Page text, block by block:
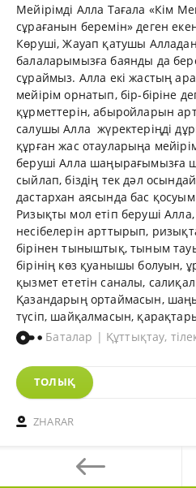
Мейірімді Алла Тағала «Кім
сұрағанын беремін» деген
Көруші, Жауап қатушы
балаларымызға баянды да
сұраймыз. Алла екі жастың
мейірім орнатып, бір-біріне
құрметтерін, абыройларын
салушы Алла жүректеріңді
құрған жас отауларыңа
беруші Алла шаңырағымызға
сыйлап, біздің тек дәл
дастархан аясында бас
Ризықты мол етіп беруші
несібелерін арттырып,
бірінен тыныштық, тыным
бірінің көз қуанышы болуын,
қызмет ететін саналы,
Қазандарың ортаймасын,
түсіп, шайқалмасын,
Баталар | Құттықтау,
ТОЛЫҚ
ZHARAR